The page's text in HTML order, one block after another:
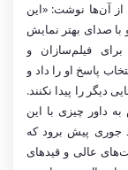
آن‌ها نوشت: «این
با صدای بهتر نمایش
فیلم‌سازان و
پاسخ او را داد و
را پیدا نکنند.
داور چیزی با این
جوری پیش برود که
عالی و قیدهای